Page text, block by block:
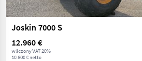
Joskin 7000 S
12.960 €
wliczony VAT 20%
10.800 € netto